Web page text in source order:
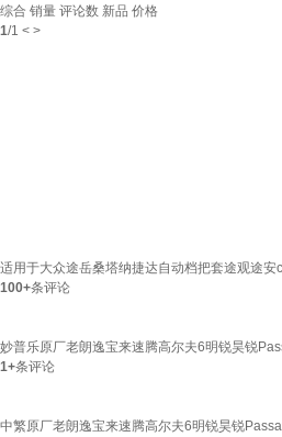
综合 销量 评论数 新品 价格
1/1 < >
适用于大众途岳桑塔纳捷达自动档把套途观途安
100+条评论
妙普乐原厂老朗逸宝来速腾高尔夫6明锐昊锐
1+条评论
中繁原厂老朗逸宝来速腾高尔夫6明锐昊锐